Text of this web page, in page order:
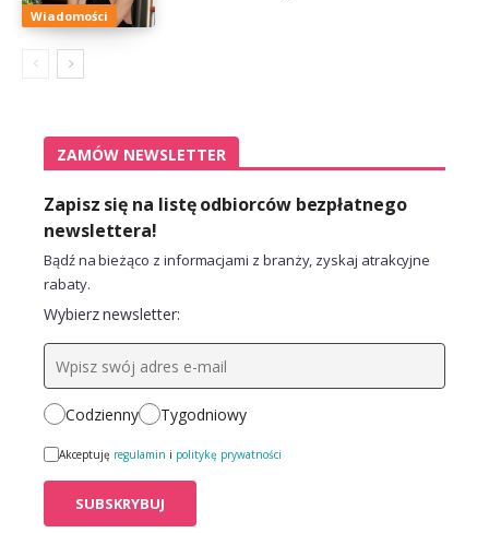
Wiadomości
ZAMÓW NEWSLETTER
Zapisz się na listę odbiorców bezpłatnego
newslettera!
Bądź na bieżąco z informacjami z branży, zyskaj atrakcyjne
rabaty.
Wybierz newsletter:
Codzienny Tygodniowy
Akceptuję regulamin i politykę prywatności